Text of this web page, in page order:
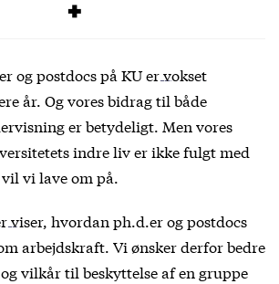
debatregler
og postdocs på KUer vokset
år. Og vores bidrag til både
er betydeligt. Men vores
indre liv er ikke fulgt med
vi lave om på.
viser, hvordan ph.d.er og postdocs
arbejdskraft. Vi ønsker derfor bedre
vilkår til beskyttelse af en gruppe